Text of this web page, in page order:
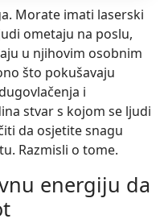
Morate imati laserski
ometaju na poslu,
u njihovim osobnim
što pokušavaju
i
stvar s kojom se ljudi
da osjetite snagu
Razmisli o tome.
energiju da